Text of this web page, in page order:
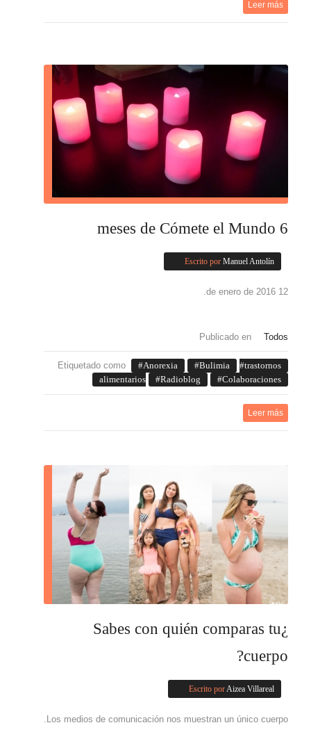
Leer más
6 meses de Cómete el Mundo
Escrito por Manuel Antolín
12 de enero de 2016.
Publicado en Todos
Etiquetado como Anorexia Bulimia
trastornos
alimentarios
Radioblog Colaboraciones
Leer más
¿Sabes con quién comparas tu
cuerpo?
Escrito por Aizea Villareal
Los medios de comunicación nos muestran un único cuerpo.